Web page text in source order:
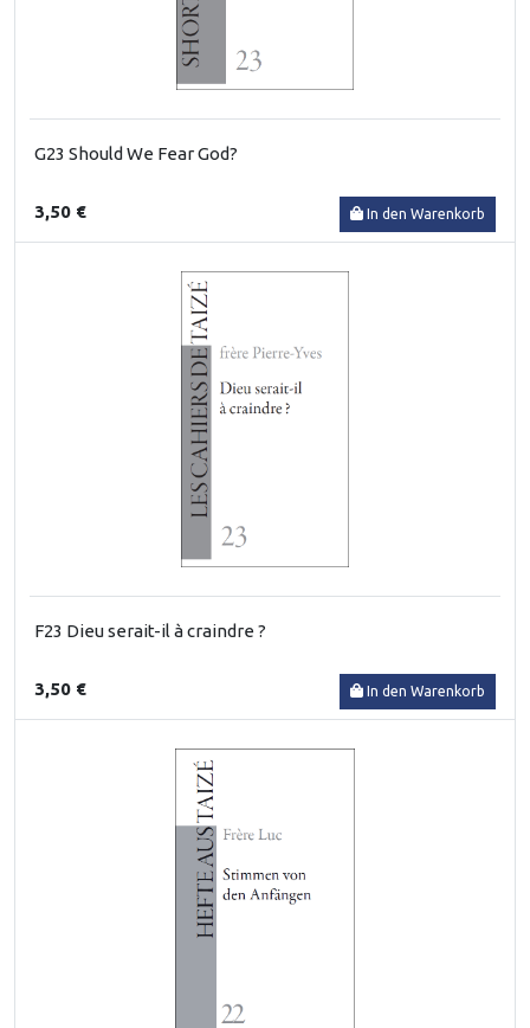
G23 Should We Fear God?
3,50 € In den Warenkorb
F23 Dieu serait-il à craindre ?
3,50 € In den Warenkorb